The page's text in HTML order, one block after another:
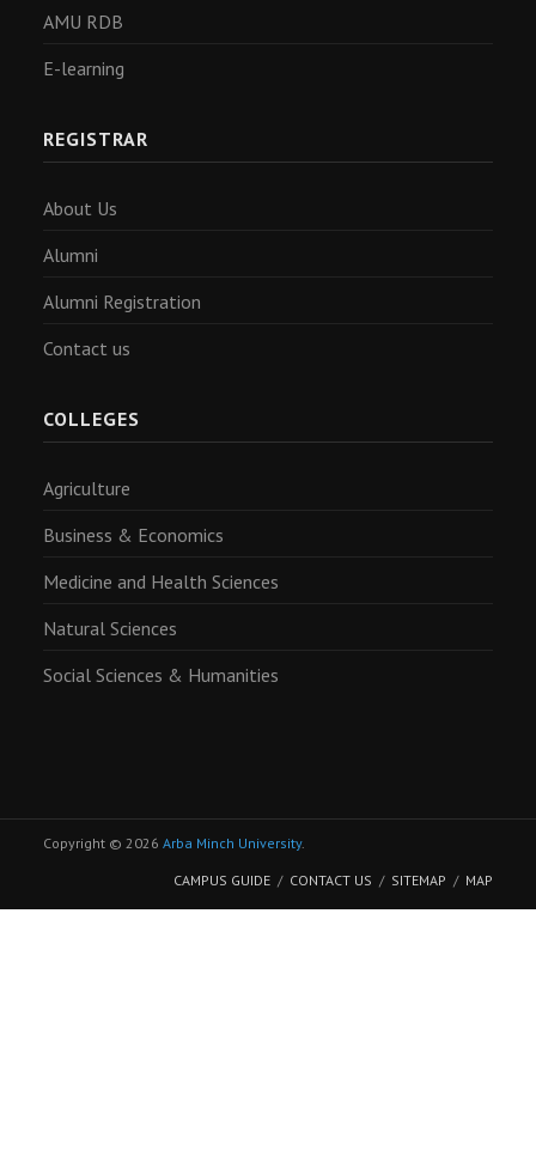
AMU RDB
E-learning
REGISTRAR
About Us
Alumni
Alumni Registration
Contact us
COLLEGES
Agriculture
Business & Economics
Medicine and Health Sciences
Natural Sciences
Social Sciences & Humanities
Copyright © 2026 Arba Minch University.
CAMPUS GUIDE CONTACT US SITEMAP MAP